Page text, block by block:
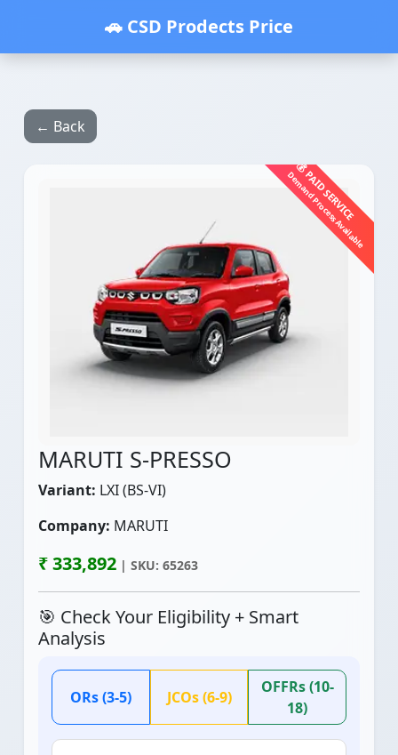
🚗 CSD Prodects Price
← Back
💰 PAID SERVICE
Demand Process Available
MARUTI S-PRESSO
Variant: LXI (BS-VI)
Company: MARUTI
₹ 333,892 | SKU: 65263
🎯 Check Your Eligibility + Smart
Analysis
ORs (3-5) JCOs (6-9)
OFFRs (10-
18)